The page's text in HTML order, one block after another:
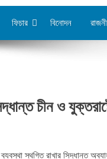
ফিচার বিনোদন
চীন ও
স্থগিত রাখার সিদ্ধান্ত